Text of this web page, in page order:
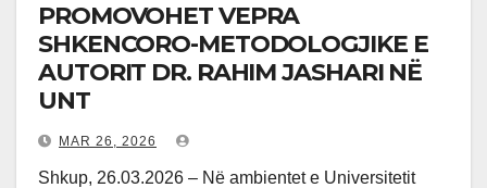
PROMOVOHET VEPRA
SHKENCORO-METODOLOGJIKE E
AUTORIT DR. RAHIM JASHARI NË
UNT
MAR 26, 2026
Shkup, 26.03.2026 – Në ambientet e Universitetit